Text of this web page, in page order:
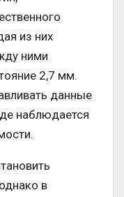
из них
ними
2,7 мм.
данные
наблюдается
в